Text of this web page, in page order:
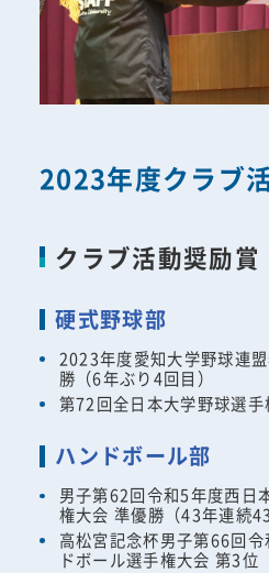
2023年度クラブ
クラブ活動奨励賞
硬式野球部
2023年度愛知大学野球連
勝（6年ぶり4回目）
第72回全日本大学野球選
ハンドボール部
男子第62回令和5年度西日
権大会 準優勝（43年連続43
高松宮記念杯男子第66回
ドボール選手権大会 第3位